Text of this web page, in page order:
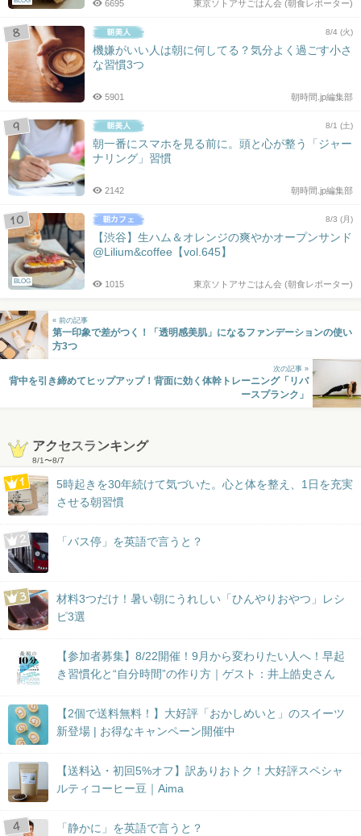
東京ソトアサごはん会 (朝食レポーター)
6695
8/4 (火)
機嫌がいい人は朝に何してる？気分よく過ごす小さ
な習慣3つ
朝時間.jp編集部
5901
8/1 (土)
朝一番にスマホを見る前に。頭と心が整う「ジャー
ナリング」習慣
朝時間.jp編集部
2142
BLOG
8/3 (月)
【渋谷】生ハム＆オレンジの爽やかオープンサンド
@Lilium&coffee【vol.645】
東京ソトアサごはん会 (朝食レポーター)
1015
« 前の記事
第一印象で差がつく！「透明感美肌」になるファンデーションの使い
方3つ
次の記事 »
背中を引き締めてヒップアップ！背面に効く体幹トレーニング「リバ
ースプランク」
アクセスランキング
8/1〜8/7
5時起きを30年続けて気づいた。心と体を整え、1日を充実
させる朝習慣
「バス停」を英語で言うと？
材料3つだけ！暑い朝にうれしい「ひんやりおやつ」レシ
ピ3選
【参加者募集】8/22開催！9月から変わりたい人へ！早起
き習慣化と“自分時間”の作り方｜ゲスト：井上皓史さん
【2個で送料無料！】大好評「おかしめいと」のスイーツ
新登場 | お得なキャンペーン開催中
【送料込・初回5%オフ】訳ありおトク！大好評スペシャ
ルティコーヒー豆｜Aima
「静かに」を英語で言うと？